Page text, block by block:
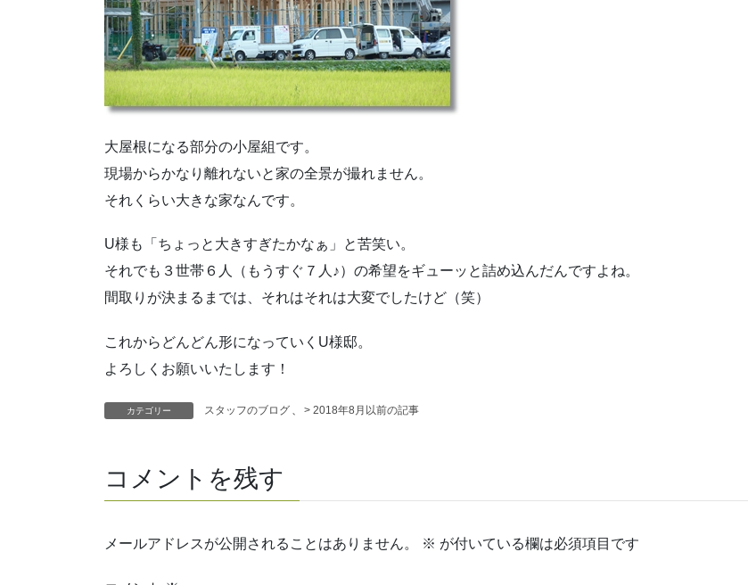
大屋根になる部分の小屋組です。
現場からかなり離れないと家の全景が撮れません。
それくらい大きな家なんです。
U様も「ちょっと大きすぎたかなぁ」と苦笑い。
それでも３世帯６人（もうすぐ７人♪）の希望をギューッと詰め込んだんですよね。
間取りが決まるまでは、それはそれは大変でしたけど（笑）
これからどんどん形になっていくU様邸。
よろしくお願いいたします！
カテゴリー スタッフのブログ 、 > 2018年8月以前の記事
コメントを残す
メールアドレスが公開されることはありません。 ※ が付いている欄は必須項目です